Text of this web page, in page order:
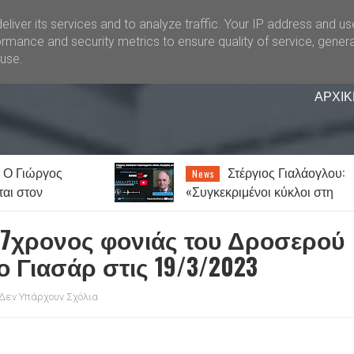
Γιώργος
στον
News
Στέργιος Γιαλάογλου:
«Συγκεκριμένοι κύκλοι στη
αναγνώριση των Αλεβιτών»
φονιάς του Δροσερού
στις 19/3/2023
Υπάρχουν Σχόλια
its services and to analyze traffic. Your IP address and
and security metrics to ensure quality of service,